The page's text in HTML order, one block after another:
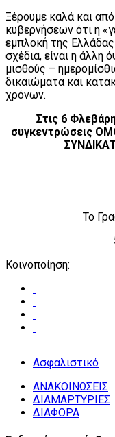
Ξέρουμε καλά και
κυβερνήσεων ότι η
εμπλοκή της
σχέδια, είναι η άλλη
μισθούς –
δικαιώματα και
χρόνων.
Στις 6
συγκεντρώσεις
Το
Κοινοποίηση:
Ασφαλιστικό
ΑΝΑΚΟΙΝΩΣΕΙΣ
ΔΙΑΜΑΡΤΥΡΙΕΣ
ΔΙΑΦΟΡΑ